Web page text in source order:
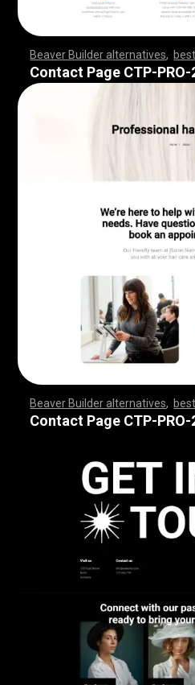
Beaver Builder alternatives
,,,,,,,,,,,,,,,,,,,,,,,,,,,,, ,,,,,
,,,,,,,,,,,,,,,
Contact Page CTP-PRO-
Beaver Builder alternatives
,,,,,,,,,,,,,,,,,,,,,,,,,,,,, ,,,,,
,,,,,,,,,,,,,,,
Contact Page CTP-PRO-